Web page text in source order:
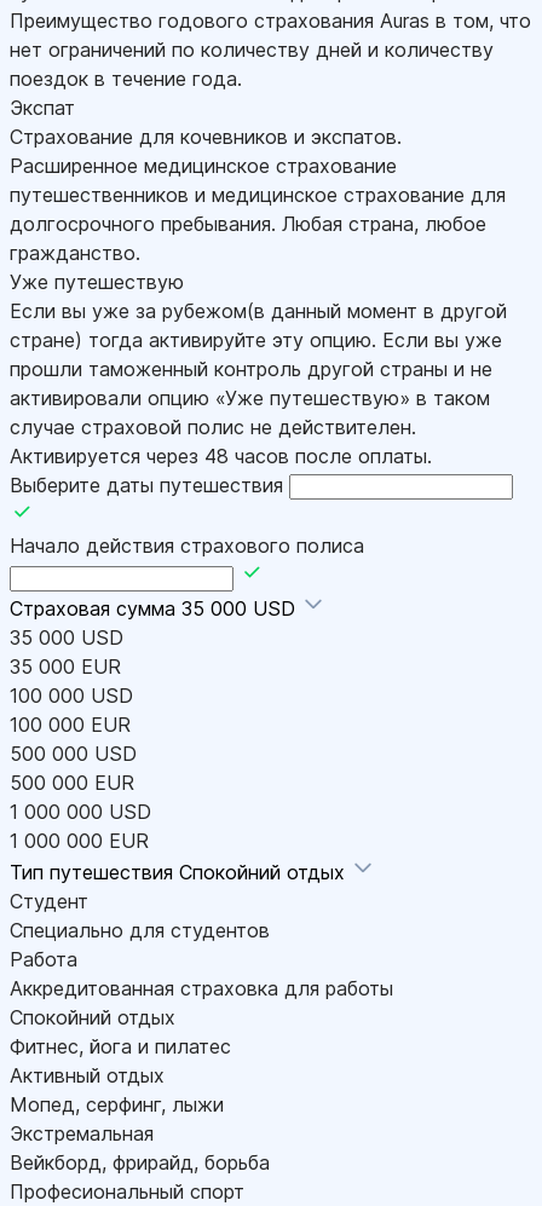
Преимущество годового страхования Auras в том, что
нет ограничений по количеству дней и количеству
поездок в течение года.
Экспат
Страхование для кочевников и экспатов.
Расширенное медицинское страхование
путешественников и медицинское страхование для
долгосрочного пребывания. Любая страна, любое
гражданство.
Уже путешествую
Если вы уже за рубежом(в данный момент в другой
стране) тогда активируйте эту опцию. Если вы уже
прошли таможенный контроль другой страны и не
активировали опцию «Уже путешествую» в таком
случае страховой полис не действителен.
Активируется через 48 часов после оплаты.
Выберите даты путешествия
Начало действия страхового полиса
Страховая сумма 35 000 USD
35 000 USD
35 000 EUR
100 000 USD
100 000 EUR
500 000 USD
500 000 EUR
1 000 000 USD
1 000 000 EUR
Тип путешествия Спокойний отдых
Студент
Специально для студентов
Работа
Аккредитованная страховка для работы
Спокойний отдых
Фитнес, йога и пилатес
Активный отдых
Мопед, серфинг, лыжи
Экстремальная
Вейкборд, фрирайд, борьба
Професиональный спорт